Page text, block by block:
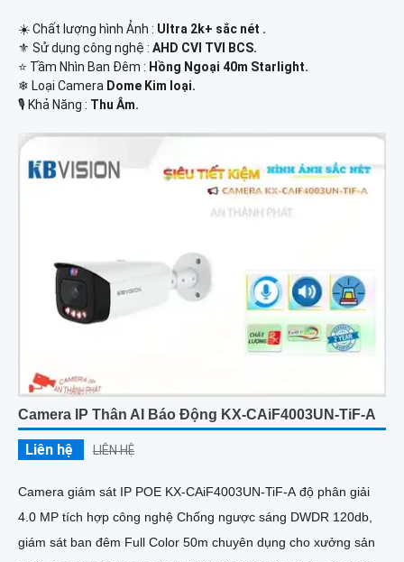
☀️ Chất lượng hình Ảnh : Ultra 2k+ sắc nét .
⚜️ Sử dụng công nghệ : AHD CVI TVI BCS.
⭐ Tầm Nhìn Ban Đêm : Hồng Ngoại 40m Starlight.
❄ Loại Camera Dome Kim loại.
️🎙 Khả Năng : Thu Âm.
Camera IP Thân AI Báo Động KX-CAiF4003UN-TiF-A
Liên hệ LIÊN HỆ
Camera giám sát IP POE KX-CAiF4003UN-TiF-A độ phân giải
4.0 MP tích hợp công nghệ Chống ngược sáng DWDR 120db,
giám sát ban đêm Full Color 50m chuyên dụng cho xưởng sản